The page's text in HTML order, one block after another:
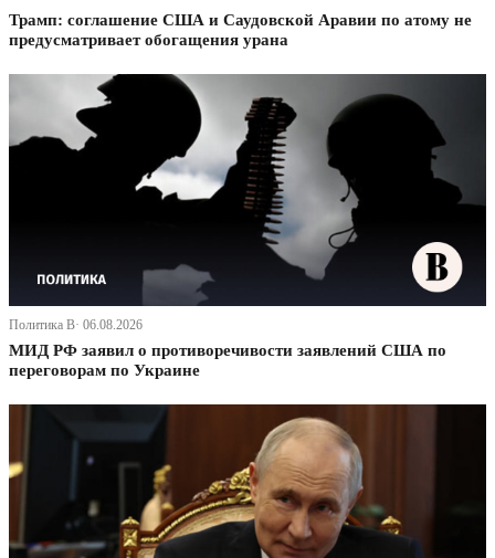
Трамп: соглашение США и Саудовской Аравии по атому не
предусматривает обогащения урана
Политика В· 06.08.2026
МИД РФ заявил о противоречивости заявлений США по
переговорам по Украине